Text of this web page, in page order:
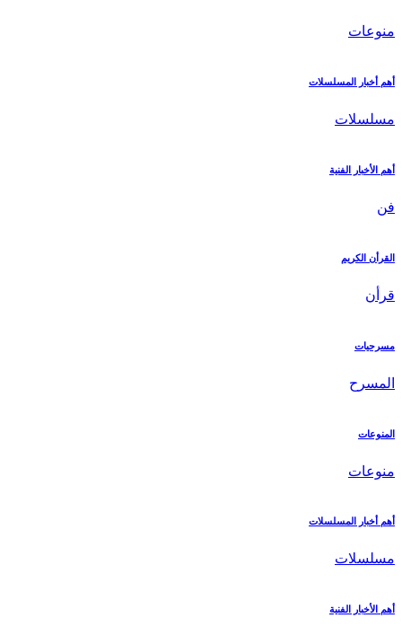
منوعات
أهم أخبار المسلسلات
مسلسلات
أهم الأخبار الفنية
فن
القرأن الكريم
قرأن
مسرحيات
المسرح
المنوعات
منوعات
أهم أخبار المسلسلات
مسلسلات
أهم الأخبار الفنية